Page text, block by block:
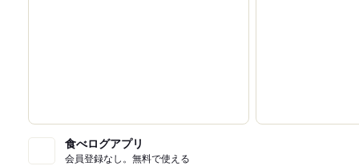
食べログアプリ
会員登録なし。無料で使える